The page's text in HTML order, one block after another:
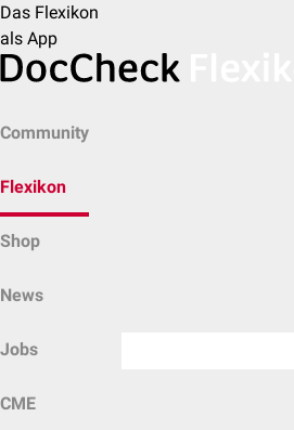
Das Flexikon
als App
Community
Flexikon
Shop
News
Jobs
CME